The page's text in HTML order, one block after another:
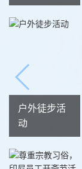
户外徒步活
动